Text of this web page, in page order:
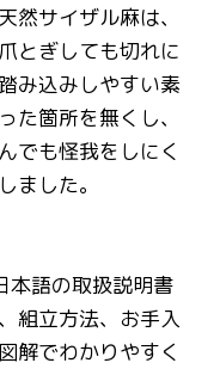
然サイザル麻は、
とぎしても切れに
み込みしやすい素
た箇所を無くし、
でも怪我をしにく
ました。
語の取扱説明書
組立方法、お手入
解でわかりやすく